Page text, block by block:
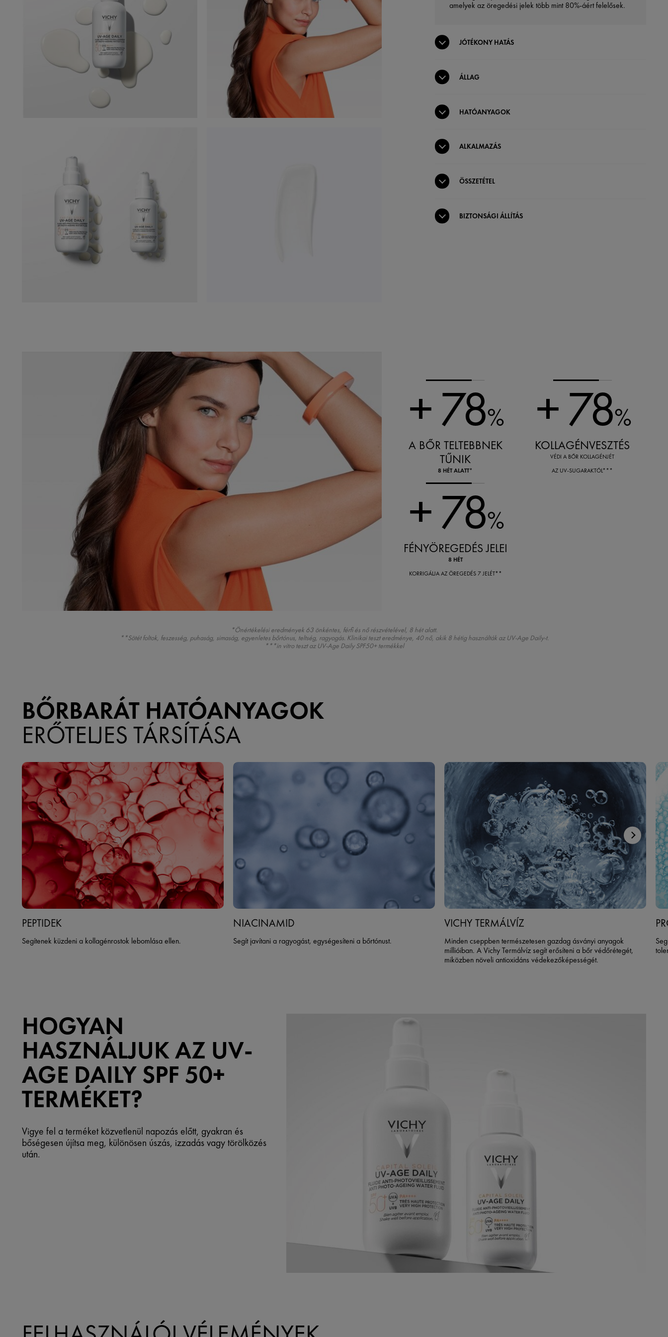
amelyek az öregedési jelek több mint 80%-áért felelősek.
JÓTÉKONY HATÁS
ÁLLAG
HATÓANYAGOK
ALKALMAZÁS
ÖSSZETÉTEL
BIZTONSÁGI ÁLLÍTÁS
+ 78%
A BŐR TELTEBBNEK
TŰNIK
8 HÉT ALATT*
+ 78%
FÉNYÖREGEDÉS JELEI
8 HÉT
KORRIGÁLJA AZ ÖREGEDÉS 7 JELÉT**
+ 78%
KOLLAGÉNVESZTÉS
VÉDI A BŐR KOLLAGÉNJÉT
AZ UV-SUGARAKTÓL***
*Önértékelési eredmények 63 önkéntes, férfi és nő részvételével, 8 hét alatt.
**Sötét foltok, feszesség, puhaság, simaság, egyenletes bőrtónus, teltség, ragyogás. Klinikai teszt eredménye, 40 nő, akik 8 hétig használták az UV-Age Daily-t.
***in vitro teszt az UV-Age Daily SPF50+ termékkel
BŐRBARÁT HATÓANYAGOK
ERŐTELJES TÁRSÍTÁSA
PEPTIDEK
Segítenek küzdeni a kollagénrostok lebomlása ellen.
NIACINAMID
Segít javítani a ragyogást, egységesíteni a bőrtónust.
VICHY TERMÁLVÍZ
Minden cseppben természetesen gazdag ásványi anyagok
millióiban. A Vichy Termálvíz segít erősíteni a bőr védőrétegét,
miközben növeli antioxidáns védekezőképességét.
HOGYAN
HASZNÁLJUK AZ UV-
AGE DAILY SPF 50+
TERMÉKET?
Vigye fel a terméket közvetlenül napozás előtt, gyakran és
bőségesen újítsa meg, különösen úszás, izzadás vagy törölközés
után.